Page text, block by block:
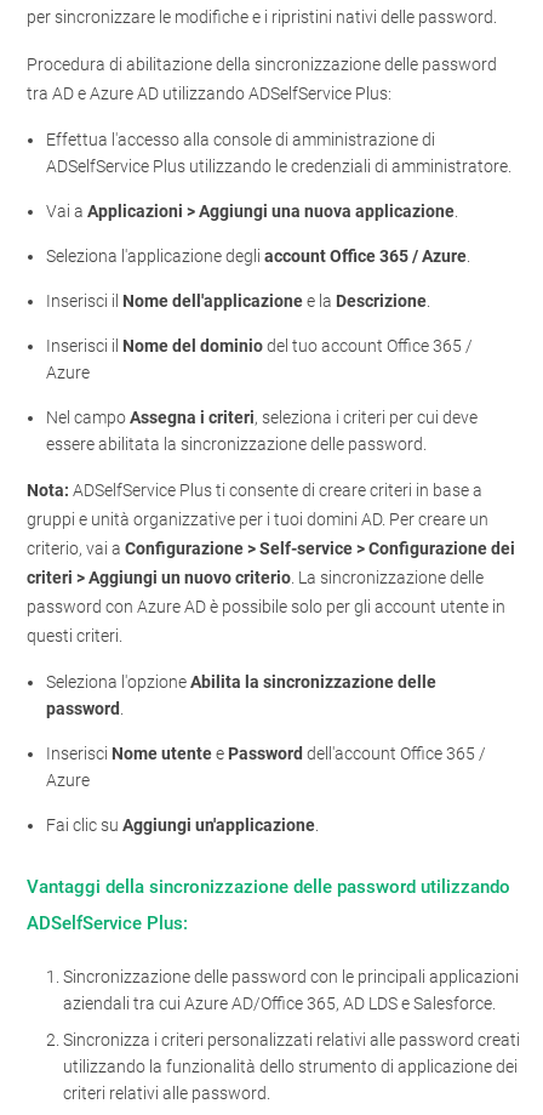
per sincronizzare le modifiche e i ripristini nativi delle password.
Procedura di abilitazione della sincronizzazione delle password
tra AD e Azure AD utilizzando ADSelfService Plus:
Effettua l'accesso alla console di amministrazione di
ADSelfService Plus utilizzando le credenziali di amministratore.
Vai aApplicazioni > Aggiungi una nuova applicazione
Seleziona l'applicazione degliaccount Office 365 / Azure
Inserisci il Nome dell'applicazionee la Descrizione
Inserisci il Nome del dominiodel tuo account Office 365 /
Azure
Nel campoAssegna i criteri, seleziona i criteri per cui deve
essere abilitata la sincronizzazione delle password.
Nota: ADSelfService Plus ti consente di creare criteri in base a
gruppi e unità organizzative per i tuoi domini AD. Per creare un
criterio, vai aConfigurazione > Self-service > Configurazione dei
criteri > Aggiungi un nuovo criterio . La sincronizzazione delle
password con Azure AD è possibile solo per gli account utente in
questi criteri.
Seleziona l'opzioneAbilita la sincronizzazione delle
password
Inserisci Nome utentee Password dell'account Office 365 /
Azure
Fai clic suAggiungi un'applicazione
Vantaggi della sincronizzazione delle password utilizzando
ADSelfService Plus:
Sincronizzazione delle password con le principali applicazioni
aziendali tra cui Azure AD/Office 365, AD LDS e Salesforce.
Sincronizza i criteri personalizzati relativi alle password creati
utilizzando la funzionalità dello strumento di applicazione dei
criteri relativi alle password.